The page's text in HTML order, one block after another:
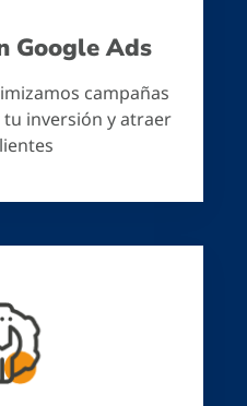
Google Ads
campañas
tu inversión y atraer